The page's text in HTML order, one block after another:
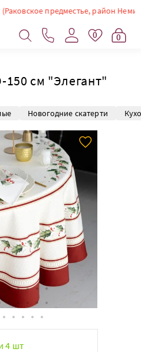
предместье, район
0 0
150 см "Элегант"
Новогодние скатерти
4 шт